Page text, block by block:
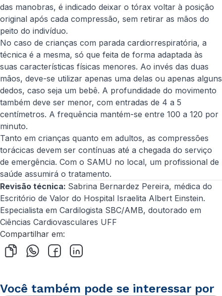
das manobras, é indicado deixar o tórax voltar à posição
original após cada compressão, sem retirar as mãos do
peito do indivíduo.
No caso de crianças com parada cardiorrespiratória, a
técnica é a mesma, só que feita de forma adaptada às
suas características físicas menores. Ao invés das duas
mãos, deve-se utilizar apenas uma delas ou apenas alguns
dedos, caso seja um bebê. A profundidade do movimento
também deve ser menor, com entradas de 4 a 5
centímetros. A frequência mantém-se entre 100 a 120 por
minuto.
Tanto em crianças quanto em adultos, as compressões
torácicas devem ser contínuas até a chegada do serviço
de emergência. Com o SAMU no local, um profissional de
saúde assumirá o tratamento.
Revisão técnica: Sabrina Bernardez Pereira, médica do
Escritório de Valor do Hospital Israelita Albert Einstein.
Especialista em Cardilogista SBC/AMB, doutorado em
Ciências Cardiovasculares UFF
Compartilhar em:
Você também pode se interessar por